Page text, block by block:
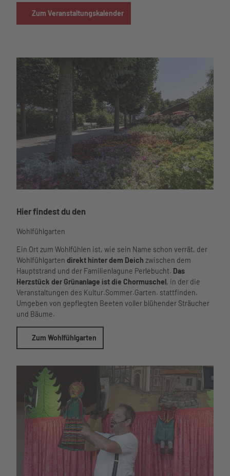
Zum Veranstaltungskalender
Büsum Wohlfühlgarten04
Hier findest du den
Wohlfühlgarten
Ein Ort zum Wohlfühlen ist, wie sein Name schon verrät, der
Wohlfühlgarten direkt hinter dem Deich zwischen dem
Hauptstrand und der Familienlagune Perlebucht. Das
Herzstück der Grünanlage ist die Chormuschel, in der die
Veranstaltungen des Kultur.Sommer.Garten. stattfinden.
Umgeben von gepflegten Beeten voller blühender Sträucher
und Bäume.
Zum Wohlfühlgarten